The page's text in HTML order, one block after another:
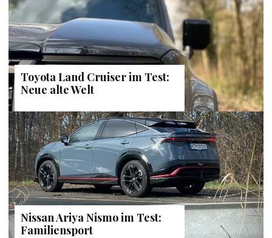
Toyota Land Cruiser im Test:
Neue alte Welt
Nissan Ariya Nismo im Test:
Familiensport